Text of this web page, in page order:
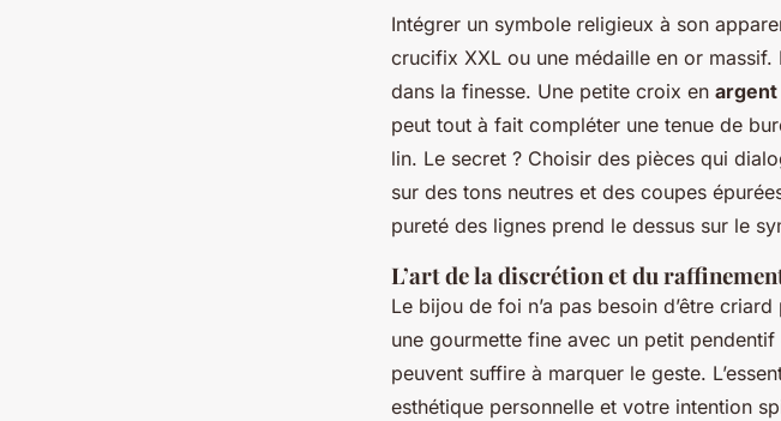
Intégrer un symbole religieux à son
crucifix XXL ou une médaille en or massif.
dans la finesse. Une petite croix en argent
peut tout à fait compléter une tenue de
lin. Le secret ? Choisir des pièces qui
sur des tons neutres et des coupes
pureté des lignes prend le dessus sur le
L’art de la discrétion et du
Le bijou de foi n’a pas besoin d’être
une gourmette fine avec un petit
peuvent suffire à marquer le geste.
esthétique personnelle et votre intention